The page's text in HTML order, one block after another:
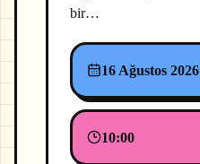
bir…
16 Ağustos 2026
10:00